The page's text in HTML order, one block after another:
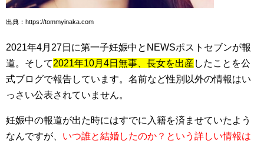
出典：https://tommyinaka.com
2021年4月27日に第一子妊娠中とNEWSポストセブンが報
道。そして2021年10月4日無事、長女を出産したことを公
式ブログで報告しています。名前など性別以外の情報はい
っさい公表されていません。
妊娠中の報道が出た時にはすでに入籍を済ませていたよう
なんですが、 いつ誰と結婚したのか？という詳しい情報は